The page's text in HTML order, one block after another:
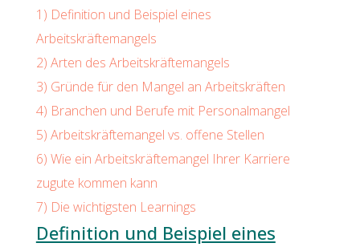
1) Definition und Beispiel eines
Arbeitskräftemangels
2) Arten des Arbeitskräftemangels
3) Gründe für den Mangel an Arbeitskräften
4) Branchen und Berufe mit Personalmangel
5) Arbeitskräftemangel vs. offene Stellen
6) Wie ein Arbeitskräftemangel Ihrer Karriere
zugute kommen kann
7) Die wichtigsten Learnings
Definition und Beispiel eines